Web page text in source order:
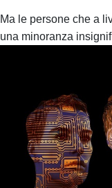
Ma le persone che a
una minoranza